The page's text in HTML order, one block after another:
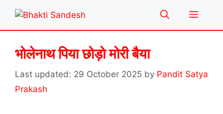
content
Menu
भोलेनाथ पिया छोड़ो मोरी बैया
29 October 2025 by Pandit Satya
Prakash